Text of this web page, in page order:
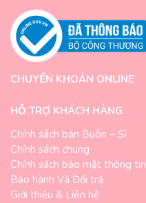
CHUYỂN KHOẢN ONLINE
HỖ TRỢ KHÁCH HÀNG
Chính sách bán Buôn – Sỉ
Chính sách chung
Chính sách bảo mật thông tin
Bảo hành Và Đổi trả
Giới thiệu & Liên hệ